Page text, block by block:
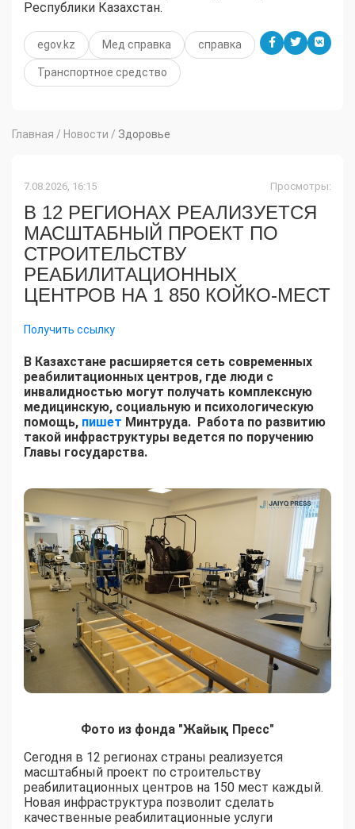
Республики Казахстан.
egov.kz Мед справка справка
Транспортное средство
Главная / Новости / Здоровье
7.08.2026, 16:15 Просмотры:
В 12 РЕГИОНАХ РЕАЛИЗУЕТСЯ
МАСШТАБНЫЙ ПРОЕКТ ПО
СТРОИТЕЛЬСТВУ
РЕАБИЛИТАЦИОННЫХ
ЦЕНТРОВ НА 1 850 КОЙКО-МЕСТ
Получить ссылку
В Казахстане расширяется сеть современных
реабилитационных центров, где люди с
инвалидностью могут получать комплексную
медицинскую, социальную и психологическую
помощь, пишет Минтруда. Работа по развитию
такой инфраструктуры ведется по поручению
Главы государства.
Фото из фонда "Жайық Пресс"
Сегодня в 12 регионах страны реализуется
масштабный проект по строительству
реабилитационных центров на 150 мест каждый.
Новая инфраструктура позволит сделать
качественные реабилитационные услуги